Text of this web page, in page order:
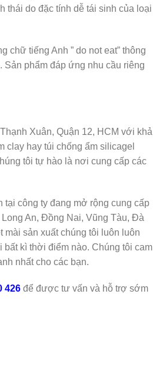
thái do đặc tính dễ tái sinh của loại
chữ tiếng Anh ” do not eat” thông
phẩm đáp ứng nhu cầu riêng
Xuân, Quận 12, HCM với khả
clay hay túi chống ẩm silicagel
tôi tự hào là nơi cung cấp các
công ty đang mở rộng cung cấp
An, Đồng Nai, Vũng Tàu, Đà
sản xuất chúng tôi luôn luôn
kì thời điểm nào. Chúng tôi cam
nhất cho các bạn.
426 để được tư vấn và hỗ trợ sớm